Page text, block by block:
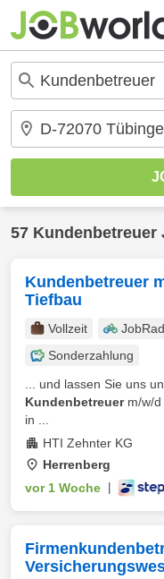
57 Kundenbetreuer
Kundenbetreuer
Tiefbau
Vollzeit JobRad
Sonderzahlung
... und lassen Sie uns
Kundenbetreuerm/w/d
in ...
HTI Zehnter KG
Herrenberg
vor 1 Woche